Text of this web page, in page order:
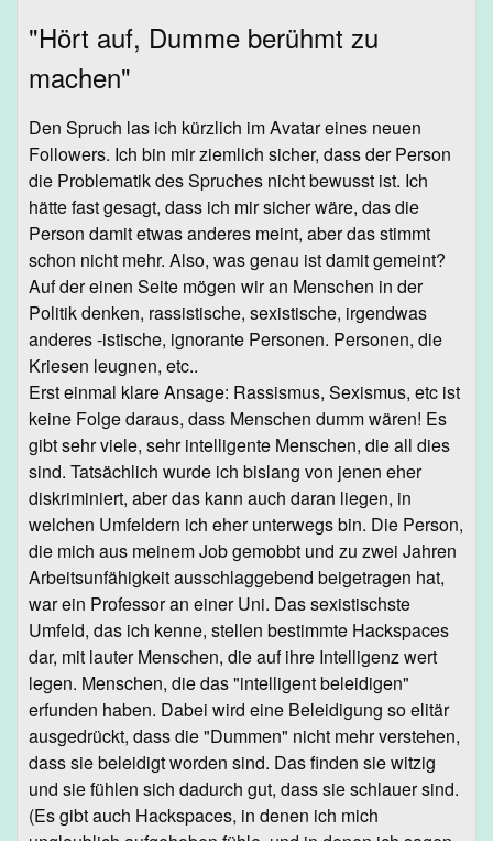
"Hört auf, Dumme berühmt zu
machen"
Den Spruch las ich kürzlich im Avatar eines neuen
Followers. Ich bin mir ziemlich sicher, dass der Person
die Problematik des Spruches nicht bewusst ist. Ich
hätte fast gesagt, dass ich mir sicher wäre, das die
Person damit etwas anderes meint, aber das stimmt
schon nicht mehr. Also, was genau ist damit gemeint?
Auf der einen Seite mögen wir an Menschen in der
Politik denken, rassistische, sexistische, irgendwas
anderes -istische, ignorante Personen. Personen, die
Kriesen leugnen, etc..
Erst einmal klare Ansage: Rassismus, Sexismus, etc ist
keine Folge daraus, dass Menschen dumm wären! Es
gibt sehr viele, sehr intelligente Menschen, die all dies
sind. Tatsächlich wurde ich bislang von jenen eher
diskriminiert, aber das kann auch daran liegen, in
welchen Umfeldern ich eher unterwegs bin. Die Person,
die mich aus meinem Job gemobbt und zu zwei Jahren
Arbeitsunfähigkeit ausschlaggebend beigetragen hat,
war ein Professor an einer Uni. Das sexistischste
Umfeld, das ich kenne, stellen bestimmte Hackspaces
dar, mit lauter Menschen, die auf ihre Intelligenz wert
legen. Menschen, die das "intelligent beleidigen"
erfunden haben. Dabei wird eine Beleidigung so elitär
ausgedrückt, dass die "Dummen" nicht mehr verstehen,
dass sie beleidigt worden sind. Das finden sie witzig
und sie fühlen sich dadurch gut, dass sie schlauer sind.
(Es gibt auch Hackspaces, in denen ich mich